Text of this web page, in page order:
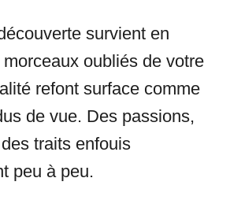
survient en
oubliés de votre
refont surface comme
de vue. Des passions,
traits enfouis
peu à peu.